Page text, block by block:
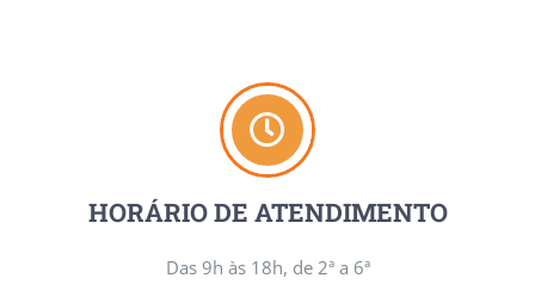
HORÁRIO DE ATENDIMENTO
Das 9h às 18h, de 2ª a 6ª